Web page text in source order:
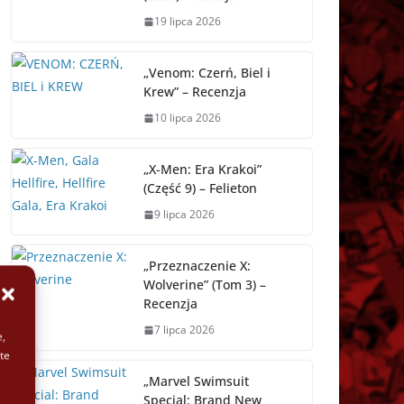
19 lipca 2026
„Venom: Czerń, Biel i
Krew” – Recenzja
10 lipca 2026
„X-Men: Era Krakoi”
(Część 9) – Felieton
9 lipca 2026
„Przeznaczenie X:
Wolverine” (Tom 3) –
Recenzja
7 lipca 2026
„Marvel Swimsuit
Special: Brand New